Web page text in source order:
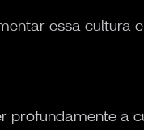
essa cultura
a